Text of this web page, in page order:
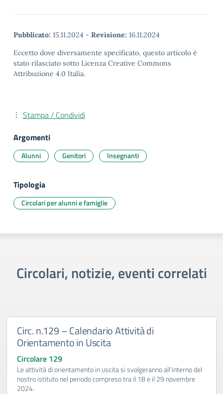
Pubblicato: 15.11.2024 - Revisione: 16.11.2024
Eccetto dove diversamente specificato, questo articolo è
stato rilasciato sotto Licenza Creative Commons
Attribuzione 4.0 Italia.
Stampa / Condividi
Argomenti
Alunni Genitori Insegnanti
Tipologia
Circolari per alunni e famiglie
Circolari, notizie, eventi correlati
Circ. n.129 – Calendario Attività di
Orientamento in Uscita
Circolare 129
Le attività di orientamento in uscita si svolgeranno all'interno del
nostro istituto nel periodo compreso tra il 18 e il 29 novembre
2024.